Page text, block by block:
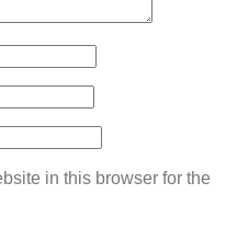
in this browser for the